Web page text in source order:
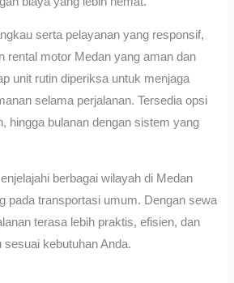
serta pelayanan yang responsif,
rental motor Medan yang aman dan
unit rutin diperiksa untuk menjaga
selama perjalanan. Tersedia opsi
hingga bulanan dengan sistem yang
berbagai wilayah di Medan
pada transportasi umum. Dengan sewa
terasa lebih praktis, efisien, dan
kebutuhan Anda.